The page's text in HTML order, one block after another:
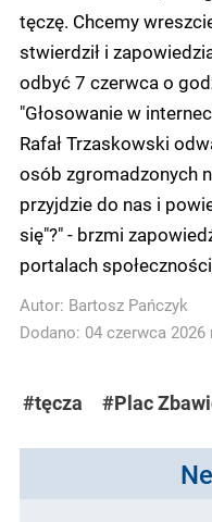
tęczę. Chcemy
stwierdził i
odbyć 7 czerwca o
"Głosowanie w
Rafał Trzaskowski
osób zgromadzonych
przyjdzie do nas i
się"?" - brzmi
portalach
Autor: Bartosz Pańczyk
Dodano: 04 czerwca 2026
#tęcza #Plac